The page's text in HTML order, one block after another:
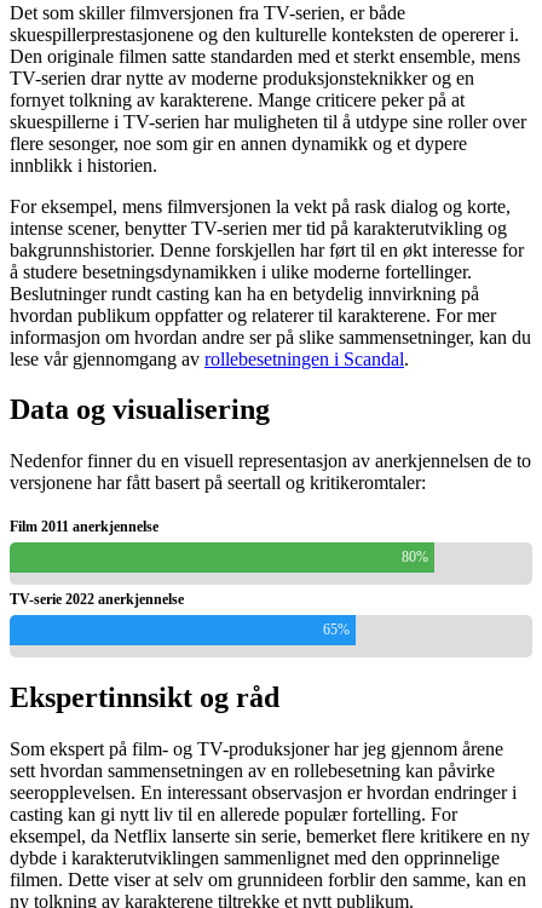
Det som skiller filmversjonen fra TV-serien, er både
skuespillerprestasjonene og den kulturelle konteksten de opererer i.
Den originale filmen satte standarden med et sterkt ensemble, mens
TV-serien drar nytte av moderne produksjonsteknikker og en
fornyet tolkning av karakterene. Mange criticere peker på at
skuespillerne i TV-serien har muligheten til å utdype sine roller over
flere sesonger, noe som gir en annen dynamikk og et dypere
innblikk i historien.
For eksempel, mens filmversjonen la vekt på rask dialog og korte,
intense scener, benytter TV-serien mer tid på karakterutvikling og
bakgrunnshistorier. Denne forskjellen har ført til en økt interesse for
å studere besetningsdynamikken i ulike moderne fortellinger.
Beslutninger rundt casting kan ha en betydelig innvirkning på
hvordan publikum oppfatter og relaterer til karakterene. For mer
informasjon om hvordan andre ser på slike sammensetninger, kan du
lese vår gjennomgang av rollebesetningen i Scandal.
Data og visualisering
Nedenfor finner du en visuell representasjon av anerkjennelsen de to
versjonene har fått basert på seertall og kritikeromtaler:
Film 2011 anerkjennelse
80%
TV-serie 2022 anerkjennelse
65%
Ekspertinnsikt og råd
Som ekspert på film- og TV-produksjoner har jeg gjennom årene
sett hvordan sammensetningen av en rollebesetning kan påvirke
seeropplevelsen. En interessant observasjon er hvordan endringer i
casting kan gi nytt liv til en allerede populær fortelling. For
eksempel, da Netflix lanserte sin serie, bemerket flere kritikere en ny
dybde i karakterutviklingen sammenlignet med den opprinnelige
filmen. Dette viser at selv om grunnideen forblir den samme, kan en
ny tolkning av karakterene tiltrekke et nytt publikum.